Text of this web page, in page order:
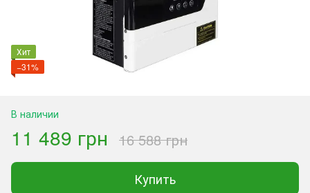
Хит
−31%
В наличии
11 489 грн 16 588 грн
Купить